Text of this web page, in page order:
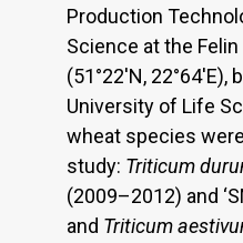
Production
Science at the
(51°22'N, 22°64'E),
University of Life
wheat species
study: Triticum
(2009–2012) and
and Triticum